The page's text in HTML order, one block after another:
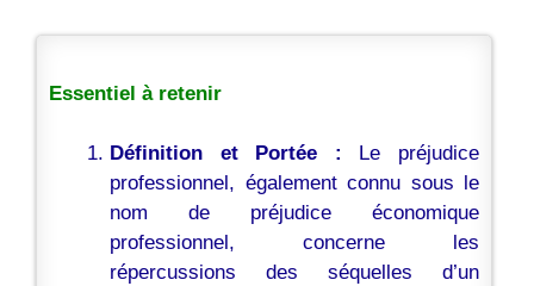
Essentiel à retenir
Définition et Portée : Le préjudice
professionnel, également connu sous le
nom de préjudice économique
professionnel, concerne les
répercussions des séquelles d’un